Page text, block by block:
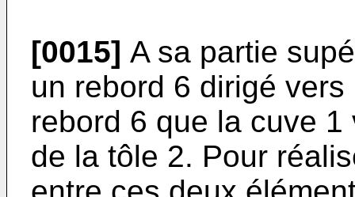
[0015] A sa partie
un rebord 6 dirigé
rebord 6 que la cuve
de la tôle 2. Pour